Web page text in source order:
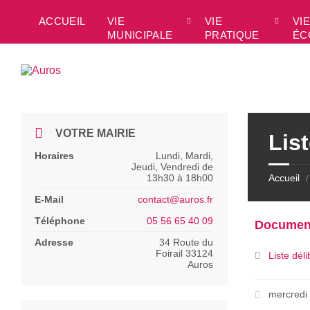
sidebar
ACCUEIL
VIE
MUNICIPALE
VIE
PRATIQUE
VIE
Accueil /
Liste
mercredi
VOTRE MAIRIE
Horaires
Lundi, Mardi,
Jeudi, Vendredi de
13h30 à 18h00
E-Mail
contact@auros.fr
Téléphone
05 56 65 40 09
Adresse
34 Route du
Foirail 33124
Auros